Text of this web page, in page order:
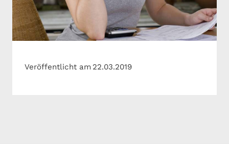
Veröffentlicht am 22.03.2019